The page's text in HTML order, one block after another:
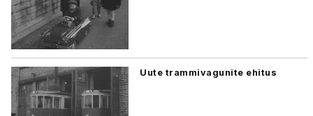
Uute trammivagunite ehitus